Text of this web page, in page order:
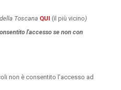
Toscana QUI (il più vicino)
l'accesso se non con
non è consentito l'accesso ad